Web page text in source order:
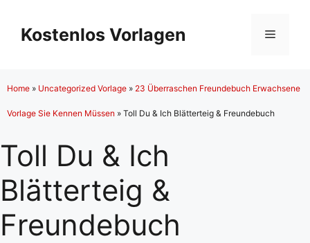
Inhalt
springen
Kostenlos Vorlagen Menü
Home » Uncategorized Vorlage » 23 Überraschen Freundebuch Erwachsene
Vorlage Sie Kennen Müssen » Toll Du & Ich Blätterteig & Freundebuch
Toll Du & Ich
Blätterteig &
Freundebuch